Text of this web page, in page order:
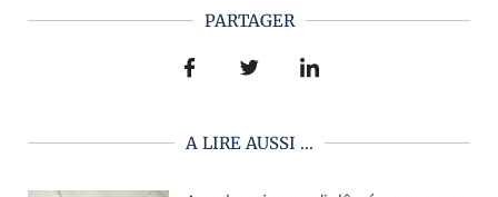
PARTAGER
A LIRE AUSSI ...